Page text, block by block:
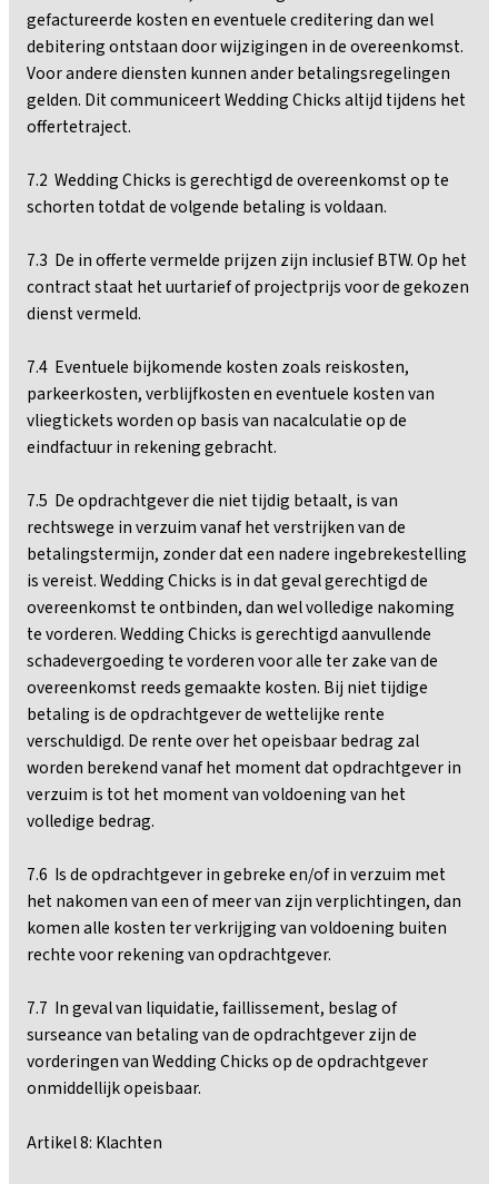
gefactureerde kosten en eventuele creditering dan wel
debitering ontstaan door wijzigingen in de overeenkomst.
Voor andere diensten kunnen ander betalingsregelingen
gelden. Dit communiceert Wedding Chicks altijd tijdens het
offertetraject.
7.2 Wedding Chicks is gerechtigd de overeenkomst op te
schorten totdat de volgende betaling is voldaan.
7.3 De in offerte vermelde prijzen zijn inclusief BTW. Op het
contract staat het uurtarief of projectprijs voor de gekozen
dienst vermeld.
7.4 Eventuele bijkomende kosten zoals reiskosten,
parkeerkosten, verblijfkosten en eventuele kosten van
vliegtickets worden op basis van nacalculatie op de
eindfactuur in rekening gebracht.
7.5 De opdrachtgever die niet tijdig betaalt, is van
rechtswege in verzuim vanaf het verstrijken van de
betalingstermijn, zonder dat een nadere ingebrekestelling
is vereist. Wedding Chicks is in dat geval gerechtigd de
overeenkomst te ontbinden, dan wel volledige nakoming
te vorderen. Wedding Chicks is gerechtigd aanvullende
schadevergoeding te vorderen voor alle ter zake van de
overeenkomst reeds gemaakte kosten. Bij niet tijdige
betaling is de opdrachtgever de wettelijke rente
verschuldigd. De rente over het opeisbaar bedrag zal
worden berekend vanaf het moment dat opdrachtgever in
verzuim is tot het moment van voldoening van het
volledige bedrag.
7.6 Is de opdrachtgever in gebreke en/of in verzuim met
het nakomen van een of meer van zijn verplichtingen, dan
komen alle kosten ter verkrijging van voldoening buiten
rechte voor rekening van opdrachtgever.
7.7 In geval van liquidatie, faillissement, beslag of
surseance van betaling van de opdrachtgever zijn de
vorderingen van Wedding Chicks op de opdrachtgever
onmiddellijk opeisbaar.
Artikel 8: Klachten